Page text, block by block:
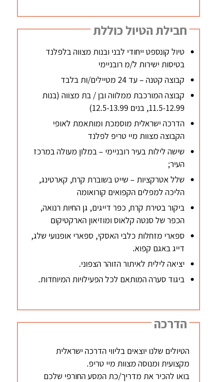
חבילת הטיול כוללת
טיול קונספט ייחודי לבני ובנות מצווה בלפלנד
בטיסות ישירות ל/מ רובניימי
קבוצה קטנה – עד 24 מטיילים/ות בלבד
קבוצה המורכבת ממלווה ובן / בת מצווה (בנות
11.5-12.99, בנים 12.5-13.99)
הדרכה ישראלית מוסמכת ומותאמת לאופי
הקבוצה מצוות מיי טריפ לפלנד
שישה לילות בעיר רובניימי – במלון מעולה במרכז
העיר;
שלל אטרקציות – שייט בשוברת קרח, קארטינג,
הליכה למפלים הקפואים קורואומה
ביקור בטירת קרח, כפר דייגים, גן החיות רנואה,
הכפר של סנטה קלאוס ומוזיאון הארקטיקום
ספארי מזחלות כלבי האסקי, ספארי אופנועי שלג,
דייג באגם קפוא.
יציאה לילית לאיתור הזוהר הצפוני.
ביגוד סערה המותאם לכל הפעילויות המיוחדות.
הדרכה
הטיולים שלנו יוצאים בליווי הדרכה ישראלית
מקצועית ומנוסה מצוות מיי טריפ.
בואו להכיר את מדריך/כת המסע החורפי שלכם